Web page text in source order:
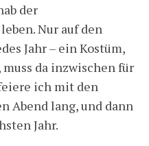
der
Nur auf den
Jahr – ein Kostüm,
da inzwischen für
ich mit den
Abend lang, und dann
Jahr.